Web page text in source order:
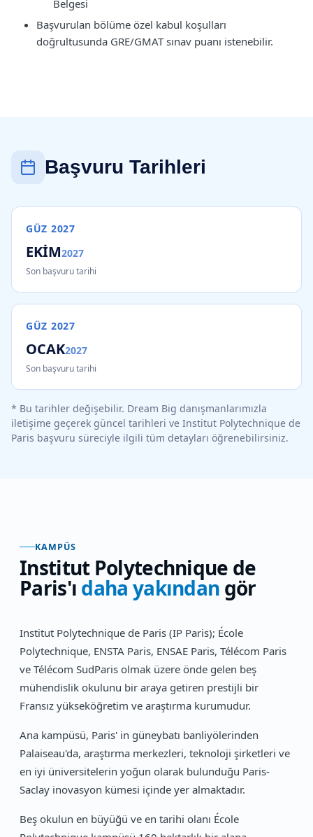
Belgesi
Başvurulan bölüme özel kabul koşulları
doğrultusunda GRE/GMAT sınav puanı istenebilir.
Başvuru Tarihleri
GÜZ 2027
EKİM2027
Son başvuru tarihi
GÜZ 2027
OCAK2027
Son başvuru tarihi
* Bu tarihler değişebilir. Dream Big danışmanlarımızla
iletişime geçerek güncel tarihleri ve Institut Polytechnique de
Paris başvuru süreciyle ilgili tüm detayları öğrenebilirsiniz.
KAMPÜS
Institut Polytechnique de
Paris'ı daha yakından gör
Institut Polytechnique de Paris (IP Paris); École
Polytechnique, ENSTA Paris, ENSAE Paris, Télécom Paris
ve Télécom SudParis olmak üzere önde gelen beş
mühendislik okulunu bir araya getiren prestijli bir
Fransız yükseköğretim ve araştırma kurumudur.
Ana kampüsü, Paris' in güneybatı banliyölerinden
Palaiseau'da, araştırma merkezleri, teknoloji şirketleri ve
en iyi üniversitelerin yoğun olarak bulunduğu Paris-
Saclay inovasyon kümesi içinde yer almaktadır.
Beş okulun en büyüğü ve en tarihi olanı École